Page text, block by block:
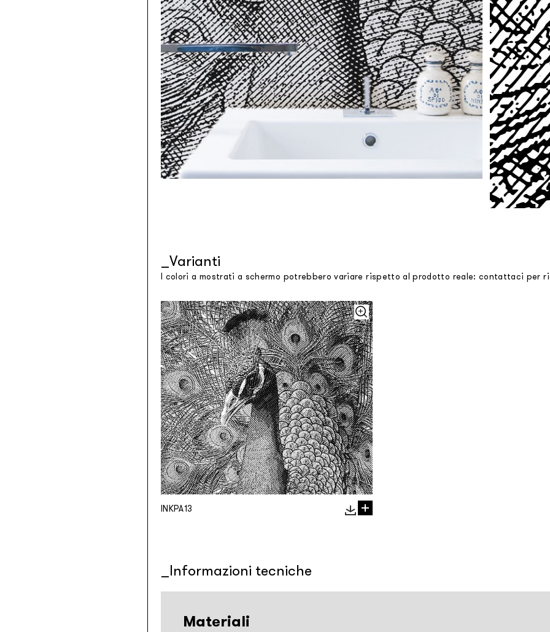
Varianti
I colori a mostrati a schermo potrebbero variare rispetto al prodotto reale: contattaci per
INKPA13
Informazioni tecniche
Materiali